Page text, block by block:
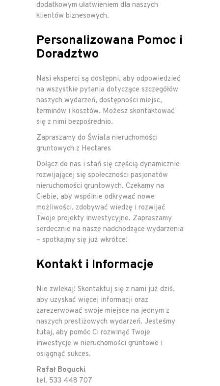
dodatkowym ułatwieniem dla naszych
klientów biznesowych.
Personalizowana Pomoc i
Doradztwo
Nasi eksperci są dostępni, aby odpowiedzieć
na wszystkie pytania dotyczące szczegółów
naszych wydarzeń, dostępności miejsc,
terminów i kosztów. Możesz skontaktować
się z nimi bezpośrednio.
Zapraszamy do Świata nieruchomości
gruntowych z Hectares
Dołącz do nas i stań się częścią dynamicznie
rozwijającej się społeczności pasjonatów
nieruchomości gruntowych. Czekamy na
Ciebie, aby wspólnie odkrywać nowe
możliwości, zdobywać wiedzę i rozwijać
Twoje projekty inwestycyjne. Zapraszamy
serdecznie na nasze nadchodzące wydarzenia
– spotkajmy się już wkrótce!
Kontakt i Informacje
Nie zwlekaj! Skontaktuj się z nami już dziś,
aby uzyskać więcej informacji oraz
zarezerwować swoje miejsce na jednym z
naszych prestiżowych wydarzeń. Jesteśmy
tutaj, aby pomóc Ci rozwinąć Twoje
inwestycje w nieruchomości gruntowe i
osiągnąć sukces.
Rafał Bogucki
tel. 533 448 707